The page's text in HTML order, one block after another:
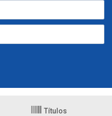
Títulos